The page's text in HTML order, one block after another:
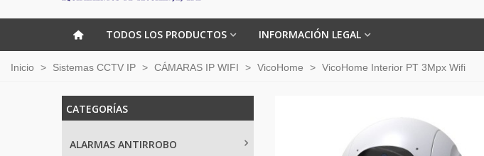
TODOS LOS PRODUCTOS INFORMACIÓN LEGAL
Inicio > Sistemas CCTV IP > CÁMARAS IP WIFI > VicoHome > VicoHome Interior PT 3Mpx Wifi
CATEGORÍAS
ALARMAS ANTIRROBO